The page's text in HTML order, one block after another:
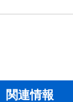
関連情報